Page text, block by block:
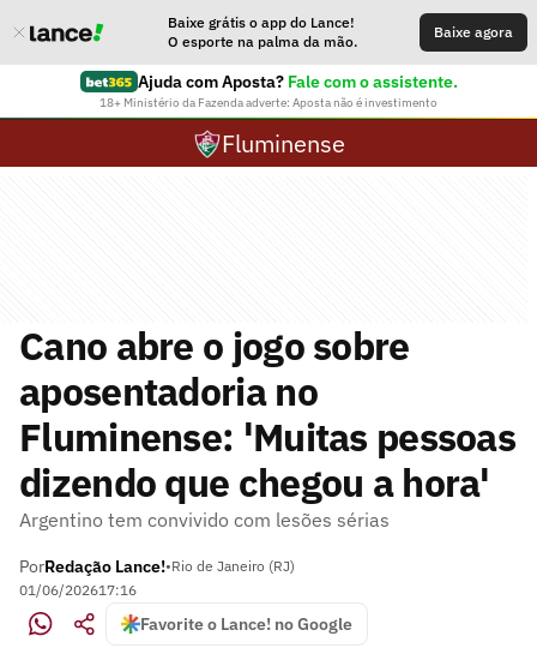
Baixe grátis o app do Lance!
O esporte na palma da mão.
Baixe agora
Ajuda com Aposta? Fale com o assistente.
18+ Ministério da Fazenda adverte: Aposta não é investimento
Fluminense
Cano abre o jogo sobre
aposentadoria no
Fluminense: 'Muitas pessoas
dizendo que chegou a hora'
Argentino tem convivido com lesões sérias
PorRedação Lance!•Rio de Janeiro (RJ)
01/06/202617:16
Favorite o Lance! no Google